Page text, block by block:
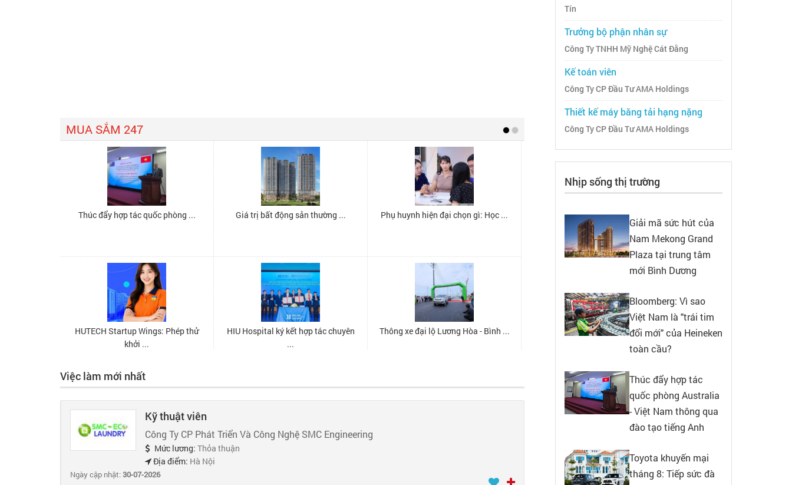
Việc làm mới nhất
Kỹ thuật viên
Công Ty CP Phát Triển Và Công Nghệ SMC Engineering
Mức lương: Thỏa thuận
Địa điểm: Hà Nội
Ngày cập nhật:30-07-2026
Tín
Trưởng bộ phận nhân sự
Công Ty TNHH Mỹ Nghệ Cát Đằng
Kế toán viên
Công Ty CP Đầu Tư AMA Holdings
Thiết kế máy băng tải hạng nặng
Công Ty CP Đầu Tư AMA Holdings
Nhịp sống thị trường
Giải mã sức hút của
Nam Mekong Grand
Plaza tại trung tâm
mới Bình Dương
Bloomberg: Vì sao
Việt Nam là "trái tim
đổi mới" của Heineken
toàn cầu?
Thúc đẩy hợp tác
quốc phòng Australia
- Việt Nam thông qua
đào tạo tiếng Anh
Toyota khuyến mại
tháng 8: Tiếp sức đà